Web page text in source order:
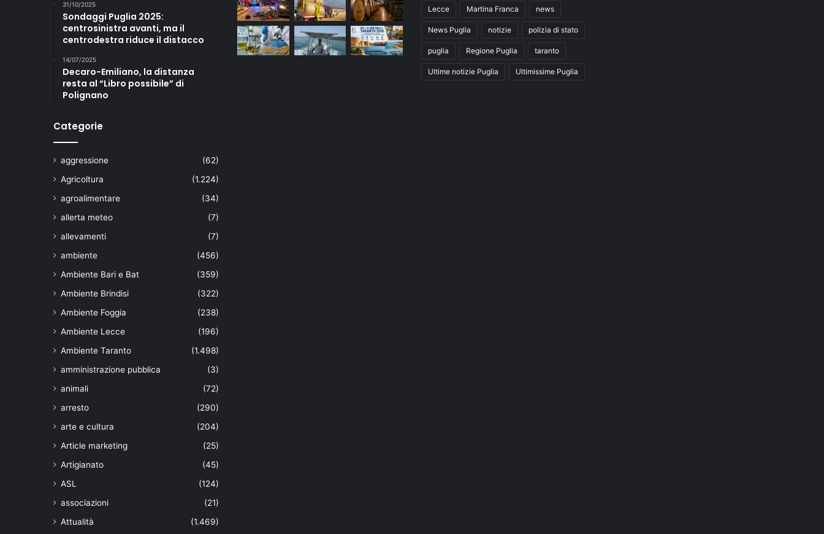
31/10/2025
Sondaggi Puglia 2025:
centrosinistra avanti, ma il
centrodestra riduce il distacco
14/07/2025
Decaro-Emiliano, la distanza
resta al “Libro possibile” di
Polignano
Categorie
aggressione
(62)
Agricoltura
(1.224)
agroalimentare
(34)
allerta meteo
(7)
allevamenti
(7)
ambiente
(456)
Ambiente Bari e Bat
(359)
Ambiente Brindisi
(322)
Ambiente Foggia
(238)
Ambiente Lecce
(196)
Ambiente Taranto
(1.498)
amministrazione pubblica
(3)
animali
(72)
arresto
(290)
arte e cultura
(204)
Article marketing
(25)
Artigianato
(45)
ASL
(124)
associazioni
(21)
Attualità
(1.469)
Lecce Martina Franca news
News Puglia notizie polizia di stato
puglia Regione Puglia taranto
Ultime notizie Puglia Ultimissime Puglia